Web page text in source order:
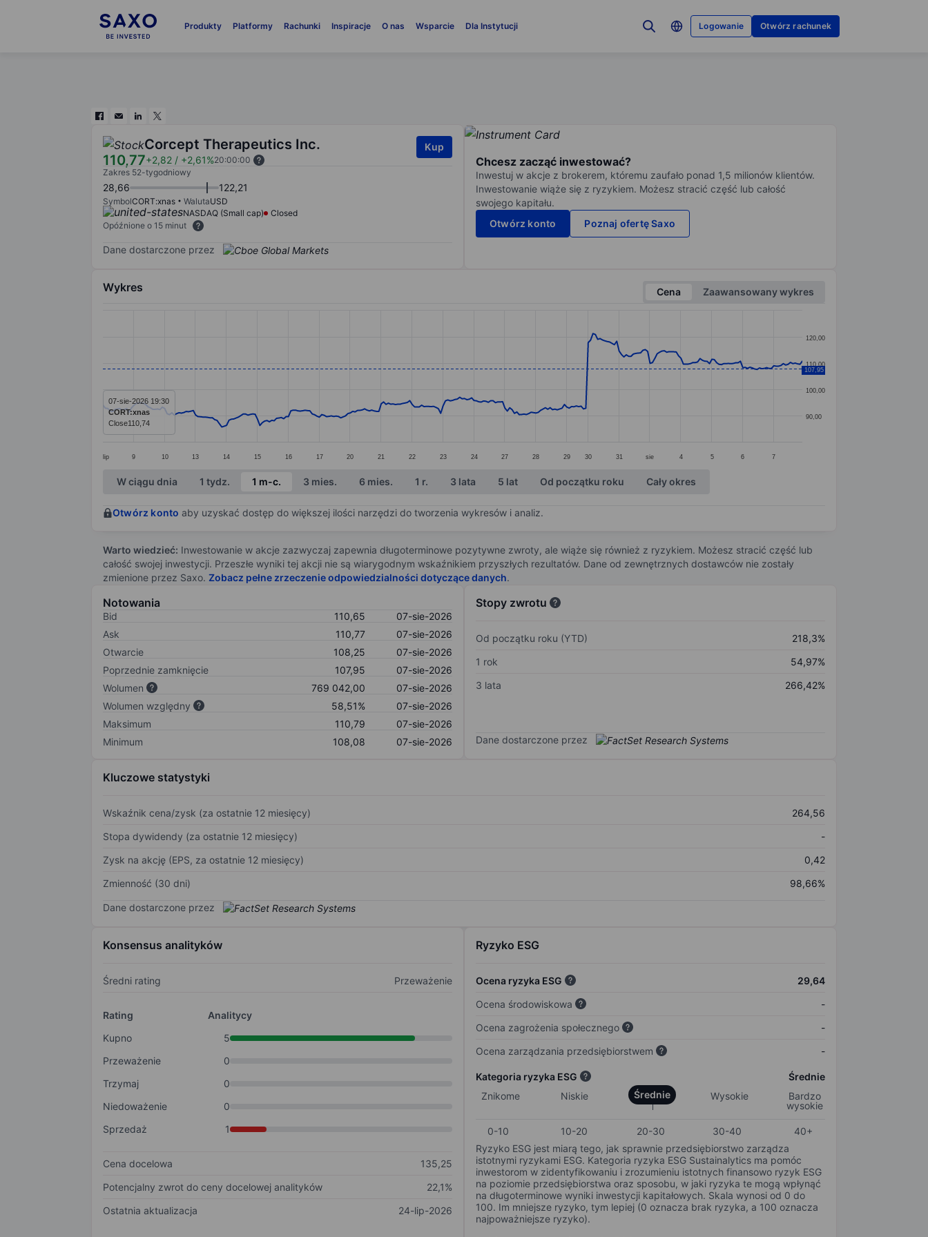
Produkty Platformy Rachunki Inspiracje O nas Wsparcie Dla Instytucji Logowanie Otwórz rachunek
Corcept Therapeutics Inc.
110,77+2,82 / +2,61%20:00:00
Kup
Zakres 52-tygodniowy
28,66 122,21
SymbolCORT:xnas WalutaUSD
NASDAQ (Small cap)
Closed
Opóźnione o 15 minut
Dane dostarczone przez
Chcesz zacząć inwestować?
Inwestuj w akcje z brokerem, któremu zaufało ponad 1,5 milionów klientów.
Inwestowanie wiąże się z ryzykiem. Możesz stracić część lub całość
swojego kapitału.
Otwórz konto
Poznaj ofertę Saxo
Wykres Cena
Zaawansowany wykres
lip 9 10 13 14 15 16 17 20 21 22 23 24 27 28 29 30 31 sie 4 5 6 7
90,00
100,00
110,00
120,00
107,95
07-sie-2026 19:30
CORT:xnas
Close110,74
End of interactive chart.
W ciągu dnia 1 tydz. 1 m-c. 3 mies. 6 mies. 1 r. 3 lata 5 lat Od początku roku Cały okres
Otwórz konto aby uzyskać dostęp do większej ilości narzędzi do tworzenia wykresów i analiz.
Warto wiedzieć: Inwestowanie w akcje zazwyczaj zapewnia długoterminowe pozytywne zwroty, ale wiąże się również z ryzykiem. Możesz stracić część lub
całość swojej inwestycji. Przeszłe wyniki tej akcji nie są wiarygodnym wskaźnikiem przyszłych rezultatów. Dane od zewnętrznych dostawców nie zostały
zmienione przez Saxo. Zobacz pełne zrzeczenie odpowiedzialności dotyczące danych.
Notowania
Bid 110,65
07-sie-2026
Ask
110,77
07-sie-2026
Otwarcie
108,25
07-sie-2026
Poprzednie zamknięcie
107,95
07-sie-2026
Wolumen
769 042,00
07-sie-2026
Wolumen względny
58,51%
07-sie-2026
Maksimum
110,79
07-sie-2026
Minimum
108,08 07-sie-2026
Stopy zwrotu
Od początku roku (YTD)
218,3%
1 rok
54,97%
3 lata
266,42%
Dane dostarczone przez
Kluczowe statystyki
Wskaźnik cena/zysk (za ostatnie 12 miesięcy)
264,56
Stopa dywidendy (za ostatnie 12 miesięcy)
-
Zysk na akcję (EPS, za ostatnie 12 miesięcy)
0,42
Zmienność (30 dni)
98,66%
Dane dostarczone przez
Konsensus analityków
Średni rating Przeważenie
Rating
Analitycy
Kupno
5
Przeważenie
0
Trzymaj
0
Niedoważenie
0
Sprzedaż
1
Cena docelowa
135,25
Potencjalny zwrot do ceny docelowej analityków
22,1%
Ostatnia aktualizacja
24-lip-2026
Ryzyko ESG
Ocena ryzyka ESG
29,64
Ocena środowiskowa
-
Ocena zagrożenia społecznego
-
Ocena zarządzania przedsiębiorstwem
-
Kategoria ryzyka ESG
Średnie
Znikome
Niskie Średnie Wysokie
Bardzo
wysokie
0-10 10-20 20-30 30-40
40+
Ryzyko ESG jest miarą tego, jak sprawnie przedsiębiorstwo zarządza
istotnymi ryzykami ESG. Kategoria ryzyka ESG Sustainalytics ma pomóc
inwestorom w zidentyfikowaniu i zrozumieniu istotnych finansowo ryzyk ESG
na poziomie przedsiębiorstwa oraz sposobu, w jaki ryzyka te mogą wpłynąć
na długoterminowe wyniki inwestycji kapitałowych. Skala wynosi od 0 do
100. Im mniejsze ryzyko, tym lepiej (0 oznacza brak ryzyka, a 100 oznacza
najpoważniejsze ryzyko).